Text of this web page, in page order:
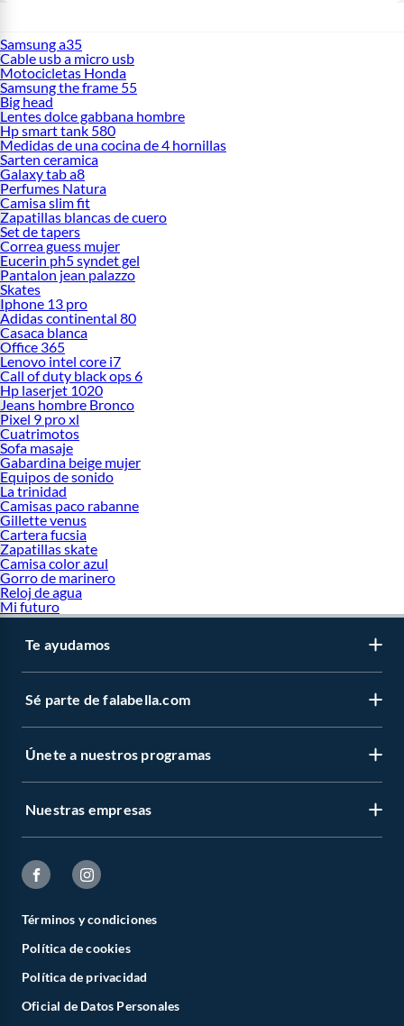
Samsung a35
Cable usb a micro usb
Motocicletas Honda
Samsung the frame 55
Big head
Lentes dolce gabbana hombre
Hp smart tank 580
Medidas de una cocina de 4 hornillas
Sarten ceramica
Galaxy tab a8
Perfumes Natura
Camisa slim fit
Zapatillas blancas de cuero
Set de tapers
Correa guess mujer
Eucerin ph5 syndet gel
Pantalon jean palazzo
Skates
Iphone 13 pro
Adidas continental 80
Casaca blanca
Office 365
Lenovo intel core i7
Call of duty black ops 6
Hp laserjet 1020
Jeans hombre Bronco
Pixel 9 pro xl
Cuatrimotos
Sofa masaje
Gabardina beige mujer
Equipos de sonido
La trinidad
Camisas paco rabanne
Gillette venus
Cartera fucsia
Zapatillas skate
Camisa color azul
Gorro de marinero
Reloj de agua
Mi futuro
Te ayudamos
Sé parte de falabella.com
Únete a nuestros programas
Nuestras empresas
Términos y condiciones
Política de cookies
Política de privacidad
Oficial de Datos Personales